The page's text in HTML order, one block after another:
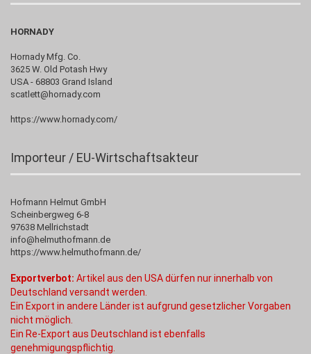
HORNADY
Hornady Mfg. Co.
3625 W. Old Potash Hwy
USA - 68803 Grand Island
scatlett@hornady.com
https://www.hornady.com/
Importeur / EU-Wirtschaftsakteur
Hofmann Helmut GmbH
Scheinbergweg 6-8
97638 Mellrichstadt
info@helmuthofmann.de
https://www.helmuthofmann.de/
Exportverbot: Artikel aus den USA dürfen nur innerhalb von
Deutschland versandt werden.
Ein Export in andere Länder ist aufgrund gesetzlicher Vorgaben
nicht möglich.
Ein Re-Export aus Deutschland ist ebenfalls
genehmigungspflichtig.